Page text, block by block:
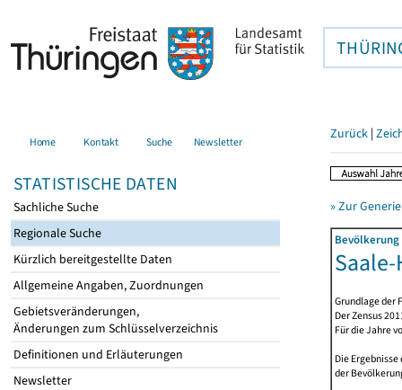
Home Kontakt Suche Newsletter
STATISTISCHE DATEN
Sachliche Suche
Regionale Suche
Kürzlich bereitgestellte Daten
Allgemeine Angaben, Zuordnungen
Gebietsveränderungen,
Änderungen zum Schlüsselverzeichnis
Definitionen und Erläuterungen
Newsletter
Zurück |
» Zur
Grundlage der
Der Zensus
Für die Jahre
Die
der